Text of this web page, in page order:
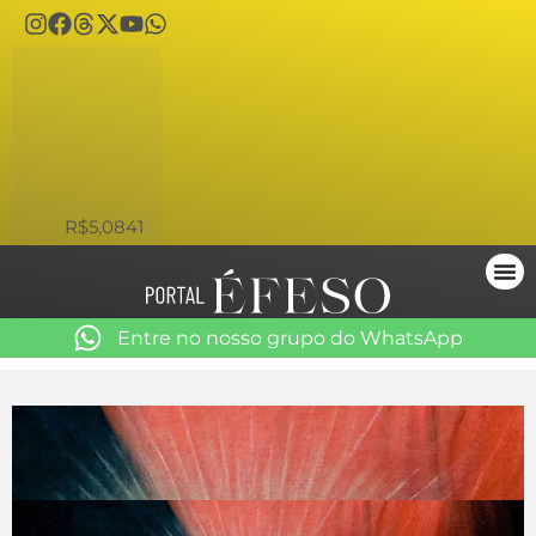
R$5,0841
Entre no nosso grupo do WhatsApp